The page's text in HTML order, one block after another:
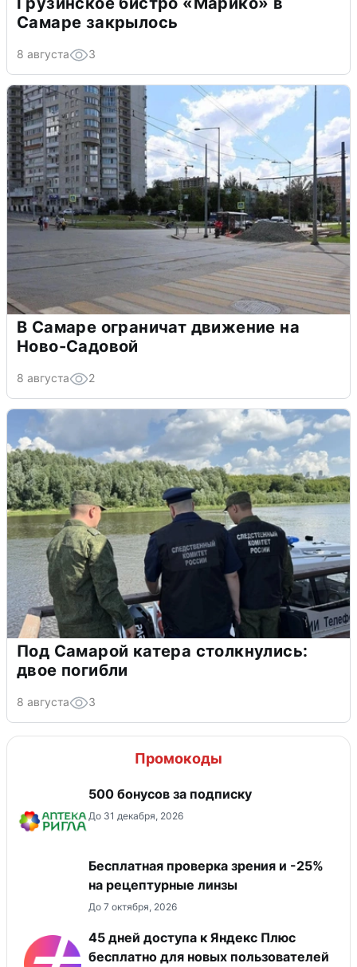
Самаре закрылось
8 августа 3
В Самаре ограничат движение на
Ново-Садовой
8 августа 2
Под Самарой катера столкнулись:
двое погибли
8 августа 3
Промокоды
500 бонусов за подписку
До 31 декабря, 2026
Бесплатная проверка зрения и -25%
на рецептурные линзы
До 7 октября, 2026
45 дней доступа к Яндекс Плюс
бесплатно для новых пользователей